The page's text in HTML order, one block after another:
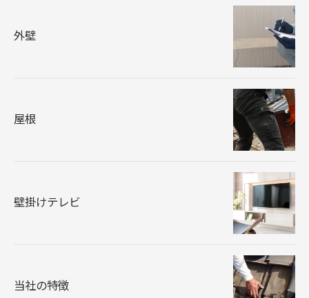
外壁
屋根
壁掛けテレビ
当社の特徴